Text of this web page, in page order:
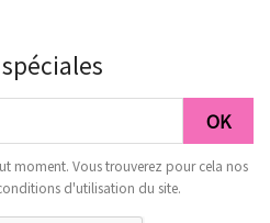
moment. Vous trouverez pour cela nos
d'utilisation du site.